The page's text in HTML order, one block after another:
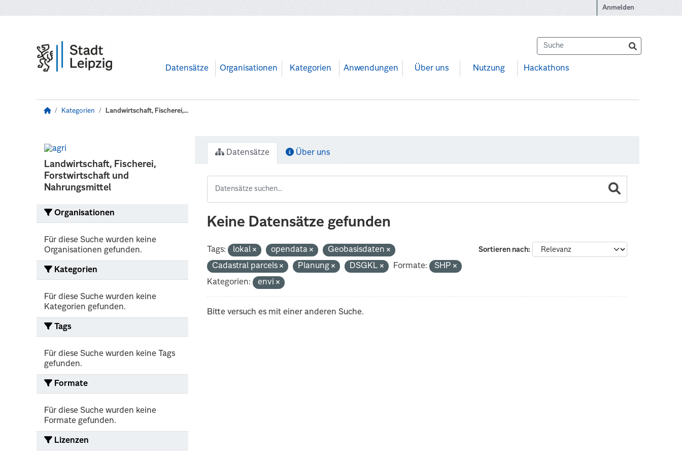
Anmelden
Datensätze Organisationen Kategorien Anwendungen Über uns Nutzung Hackathons
Kategorien Landwirtschaft, Fischerei,...
Landwirtschaft, Fischerei,
Forstwirtschaft und
Nahrungsmittel
Organisationen
Für diese Suche wurden keine
Organisationen gefunden.
Kategorien
Für diese Suche wurden keine
Kategorien gefunden.
Tags
Für diese Suche wurden keine Tags
gefunden.
Formate
Für diese Suche wurden keine
Formate gefunden.
Lizenzen
Datensätze Über uns
Keine Datensätze gefunden
Sortieren nach
Tags: lokal opendata
Geobasisdaten
Cadastral parcels
Planung DSGKL Formate:
SHP
Kategorien:
envi
Bitte versuch es mit einer anderen Suche.